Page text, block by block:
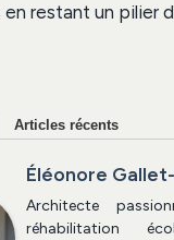
en restant un pilier
Articles récents
Éléonore
Architecte
réhabilitation